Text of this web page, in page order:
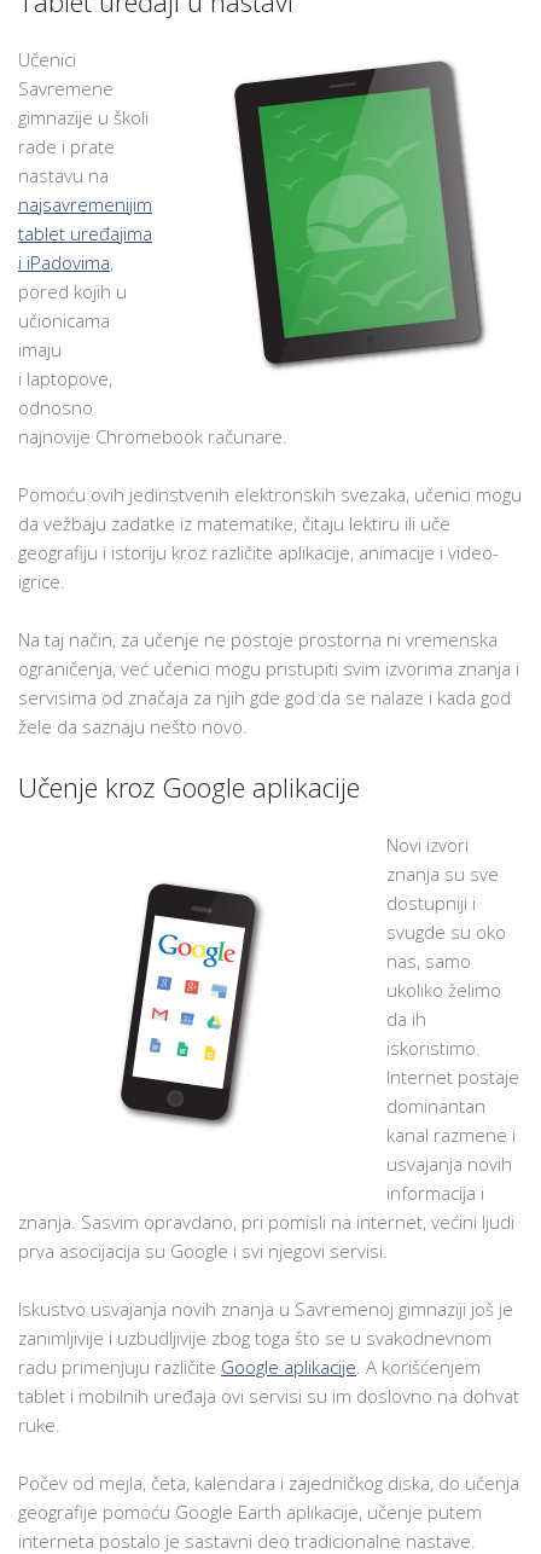
Učenici
Savremene
gimnazije u školi
rade i prate
nastavu na
najsavremenijim
tablet uređajima
i iPadovima,
pored kojih u
učionicama
imaju
i laptopove,
odnosno
najnovije Chromebook računare.
Pomoću ovih jedinstvenih elektronskih svezaka, učenici mogu
da vežbaju zadatke iz matematike, čitaju lektiru ili uče
geografiju i istoriju kroz različite aplikacije, animacije i video-
igrice.
Na taj način, za učenje ne postoje prostorna ni vremenska
ograničenja, već učenici mogu pristupiti svim izvorima znanja i
servisima od značaja za njih gde god da se nalaze i kada god
žele da saznaju nešto novo.
Učenje kroz Google aplikacije
Novi izvori
znanja su sve
dostupniji i
svugde su oko
nas, samo
ukoliko želimo
da ih
iskoristimo.
Internet postaje
dominantan
kanal razmene i
usvajanja novih
informacija i
znanja. Sasvim opravdano, pri pomisli na internet, većini ljudi
prva asocijacija su Google i svi njegovi servisi.
Iskustvo usvajanja novih znanja u Savremenoj gimnaziji još je
zanimljivije i uzbudljivije zbog toga što se u svakodnevnom
radu primenjuju različite Google aplikacije . A korišćenjem
tablet i mobilnih uređaja ovi servisi su im doslovno na dohvat
ruke.
Počev od mejla, četa, kalendara i zajedničkog diska, do učenja
geografije pomoću Google Earth aplikacije, učenje putem
interneta postalo je sastavni deo tradicionalne nastave.